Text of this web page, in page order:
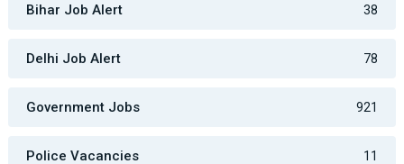
Bihar Job Alert 38
Delhi Job Alert 78
Government Jobs 921
Police Vacancies 11